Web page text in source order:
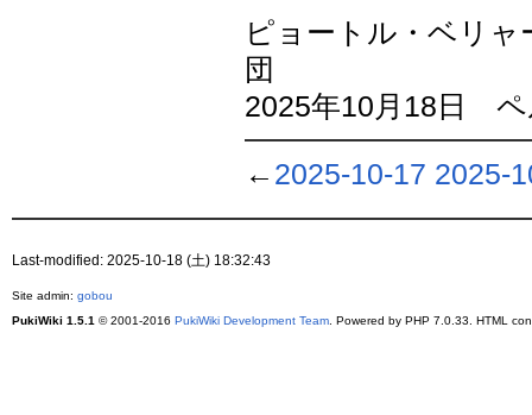
ピョートル・ベリ
団
2025年10月18日 ペ
← 2025-10-17 2025-
Last-modified: 2025-10-18 (土) 18:32:43
Site admin: gobou
PukiWiki 1.5.1 © 2001-2016 PukiWiki Development Team. Powered by PHP 7.0.33. HTML